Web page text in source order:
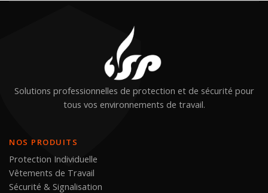
Solutions professionnelles de protection et de sécurité pour
tous vos environnements de travail.
NOS PRODUITS
Protection Individuelle
Vêtements de Travail
Sécurité & Signalisation